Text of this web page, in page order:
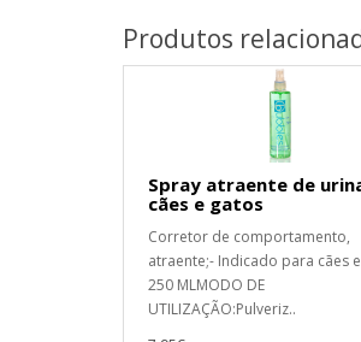
Produtos
Spray atraente de
cães e gatos
Corretor de comportamento,
atraente;- Indicado para cães
250 MLMODO DE
UTILIZAÇÃO:Pulveriz..